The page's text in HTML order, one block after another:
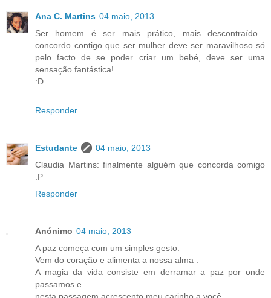
Ana C. Martins 04 maio, 2013
Ser homem é ser mais prático, mais descontraído...
concordo contigo que ser mulher deve ser maravilhoso só
pelo facto de se poder criar um bebé, deve ser uma
sensação fantástica!
:D
Responder
Estudante
04 maio, 2013
Claudia Martins: finalmente alguém que concorda comigo
:P
Responder
Anónimo 04 maio, 2013
A paz começa com um simples gesto.
Vem do coração e alimenta a nossa alma .
A magia da vida consiste em derramar a paz por onde
passamos e
nesta passagem acrescento meu carinho a você